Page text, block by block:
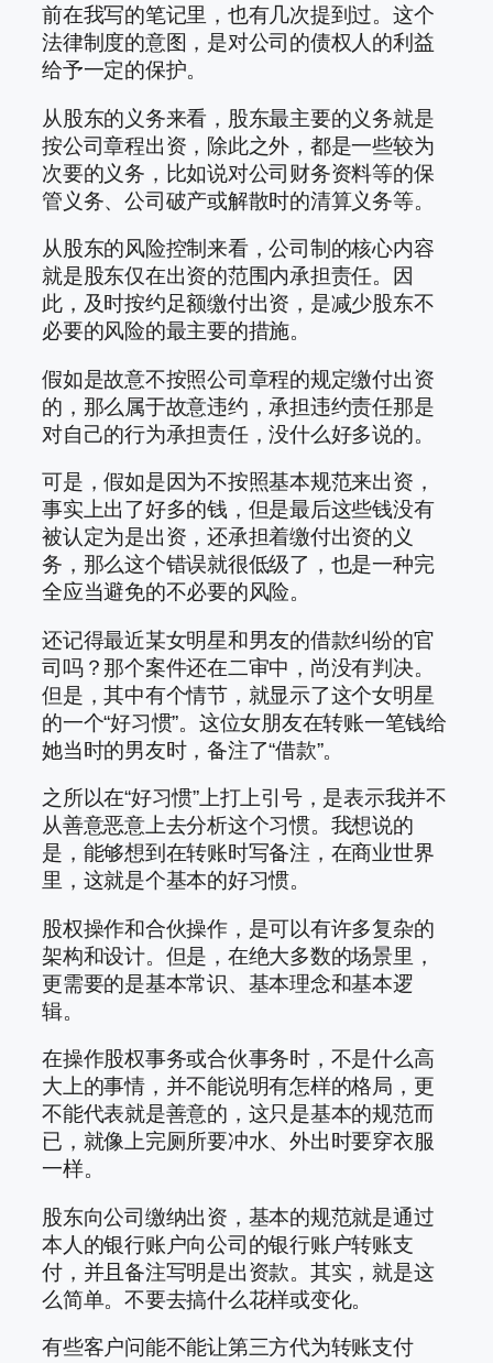
前在我写的笔记里，也有几次提到过。这个
法律制度的意图，是对公司的债权人的利益
给予一定的保护。
从股东的义务来看，股东最主要的义务就是
按公司章程出资，除此之外，都是一些较为
次要的义务，比如说对公司财务资料等的保
管义务、公司破产或解散时的清算义务等。
从股东的风险控制来看，公司制的核心内容
就是股东仅在出资的范围内承担责任。因
此，及时按约足额缴付出资，是减少股东不
必要的风险的最主要的措施。
假如是故意不按照公司章程的规定缴付出资
的，那么属于故意违约，承担违约责任那是
对自己的行为承担责任，没什么好多说的。
可是，假如是因为不按照基本规范来出资，
事实上出了好多的钱，但是最后这些钱没有
被认定为是出资，还承担着缴付出资的义
务，那么这个错误就很低级了，也是一种完
全应当避免的不必要的风险。
还记得最近某女明星和男友的借款纠纷的官
司吗？那个案件还在二审中，尚没有判决。
但是，其中有个情节，就显示了这个女明星
的一个“好习惯”。这位女朋友在转账一笔钱给
她当时的男友时，备注了“借款”。
之所以在“好习惯”上打上引号，是表示我并不
从善意恶意上去分析这个习惯。我想说的
是，能够想到在转账时写备注，在商业世界
里，这就是个基本的好习惯。
股权操作和合伙操作，是可以有许多复杂的
架构和设计。但是，在绝大多数的场景里，
更需要的是基本常识、基本理念和基本逻
辑。
在操作股权事务或合伙事务时，不是什么高
大上的事情，并不能说明有怎样的格局，更
不能代表就是善意的，这只是基本的规范而
已，就像上完厕所要冲水、外出时要穿衣服
一样。
股东向公司缴纳出资，基本的规范就是通过
本人的银行账户向公司的银行账户转账支
付，并且备注写明是出资款。其实，就是这
么简单。不要去搞什么花样或变化。
有些客户问能不能让第三方代为转账支付